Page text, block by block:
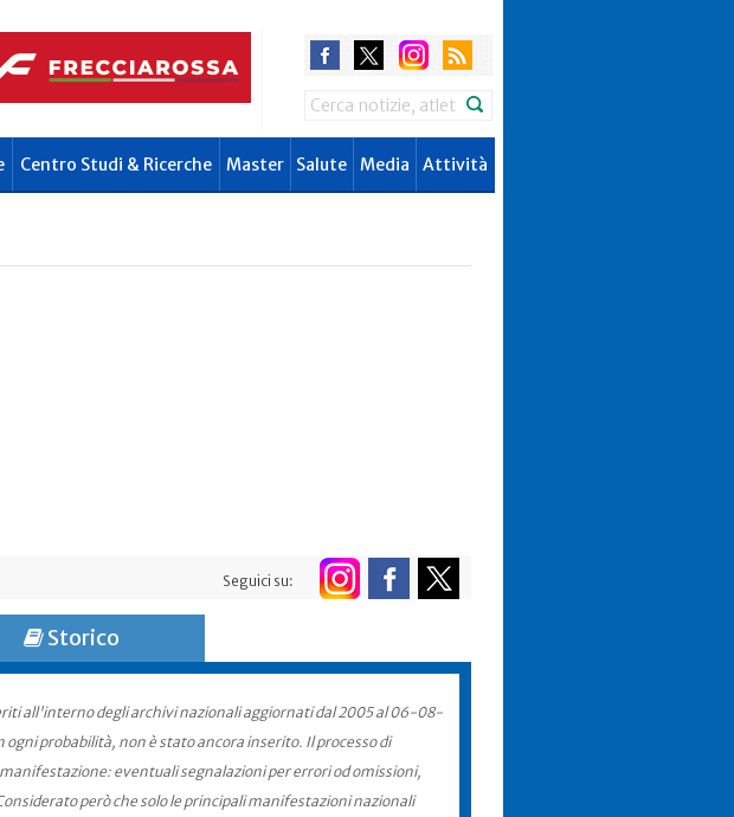
Search
Centro Studi & Ricerche Master Salute Media Attività
Seguici su:
Storico
all'interno degli archivi nazionali aggiornati dal 2005 al 06-08-
probabilità, non è stato ancora inserito. Il processo di
eventuali segnalazioni per errori od omissioni,
però che solo le principali manifestazioni nazionali